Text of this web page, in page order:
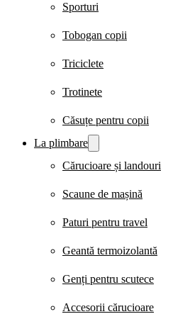
Sporturi
Tobogan copii
Triciclete
Trotinete
Căsuțe pentru copii
La plimbare
Cărucioare și landouri
Scaune de mașină
Paturi pentru travel
Geantă termoizolantă
Genți pentru scutece
Accesorii cărucioare